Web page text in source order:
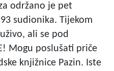
održano je pet
sudionika. Tijekom
ali se pod
Mogu poslušati priče
knjižnice Pazin. Iste